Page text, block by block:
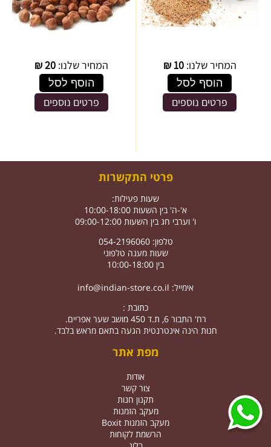
המחיר שלנו:10
₪
הוסף לסל
פרטים נוספים
המחיר שלנו:20
₪
הוסף לסל
פרטים נוספים
פרטי התקשרות
שעות פעילות:
א'-ה' בין השעות 10:00-18:00
ו' וערבי חג בין השעות 09:00-12:00
טלפון: 054-2196060
שעות מענה טלפוני
בין 10:00-18:00
אימייל: info@indian-store.co.il
כתובת :
רח' התבור 6, ת.ד 450 מושב שער אפריים.
חנות הינה אינטרנטית הגעה בתאם מראש בלבד.
מפת אתר
אודות
צור קשר
תקנון חנות
מעקב הזמנות
מעקב הזמנות Boxit
הרשמת לקוחות